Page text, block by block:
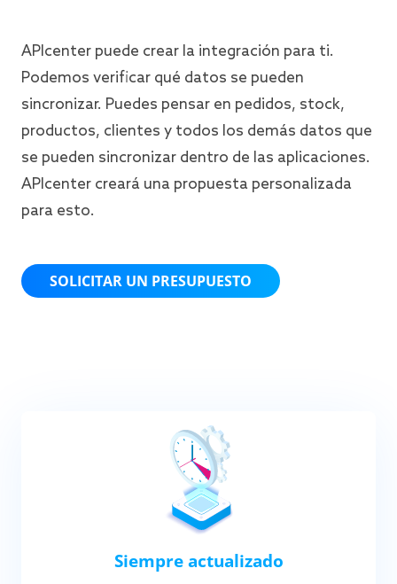
APIcenter puede crear la integración para ti.
Podemos verificar qué datos se pueden
sincronizar. Puedes pensar en pedidos, stock,
productos, clientes y todos los demás datos que
se pueden sincronizar dentro de las aplicaciones.
APIcenter creará una propuesta personalizada
para esto.
SOLICITAR UN PRESUPUESTO
Siempre actualizado